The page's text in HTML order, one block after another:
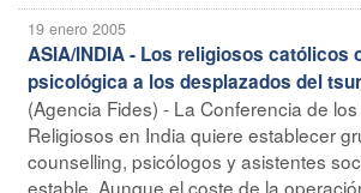
19 enero 2005
ASIA/INDIA - Los religiosos católicos
psicológica a los desplazados del
(Agencia Fides) - La Conferencia de
Religiosos en India quiere establecer
counselling, psicólogos y asistentes
estable. Aunque el coste de la